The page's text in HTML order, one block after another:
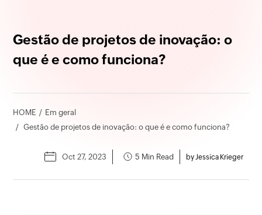
Gestão de projetos de inovação: o
que é e como funciona?
HOME
Em geral
Gestão de projetos de inovação: o que é e como funciona?
Oct 27, 2023 5 Min Read by Jessica Krieger